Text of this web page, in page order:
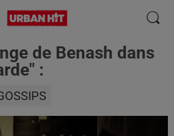
de Benash dans
: